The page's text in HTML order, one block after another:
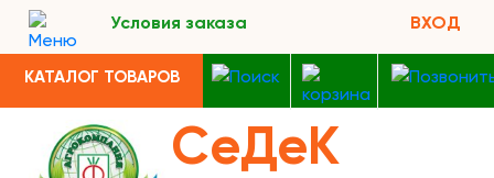
Условия заказа ВХОД
КАТАЛОГ ТОВАРОВ
СеДеК